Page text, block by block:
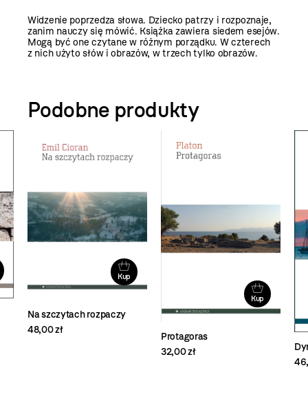
Widzenie poprzedza słowa. Dziecko patrzy i rozpoznaje,
zanim nauczy się mówić. Książka zawiera siedem esejów.
Mogą być one czytane w różnym porządku. W czterech
z nich użyto słów i obrazów, w trzech tylko obrazów.
Podobne produkty
Kup
Na szczytach rozpaczy
48,00 zł
Kup
Protagoras
32,00 zł